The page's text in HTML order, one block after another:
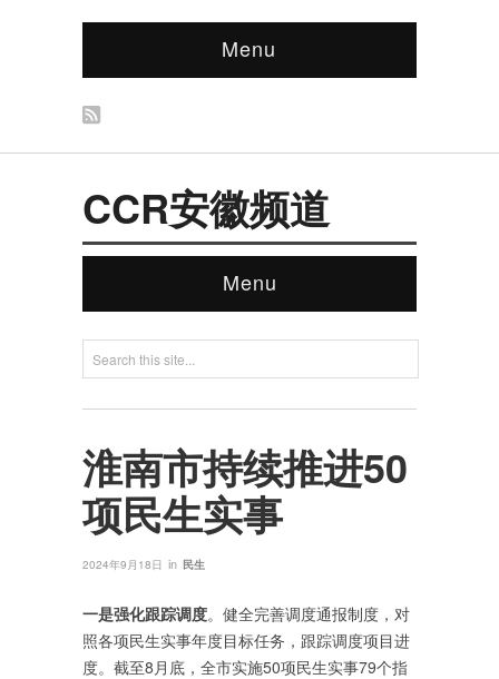
Menu
CCR安徽频道
Menu
淮南市持续推进50
项民生实事
2024年9月18日 in 民生
一是强化跟踪调度。健全完善调度通报制度，对
照各项民生实事年度目标任务，跟踪调度项目进
度。截至8月底，全市实施50项民生实事79个指